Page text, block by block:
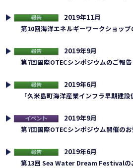
告
2019年11月
第10回海洋エネルギーワークショップ
告
2019年9月
第7回国際OTECシンポジウムのご報告
告
2019年6月
「久米島町海洋産業インフラ早期建
連イベント
2019年9月
第7回国際OTECシンポジウム開催の
告
2019年6月
第13回 Sea Water Dream Festivalの